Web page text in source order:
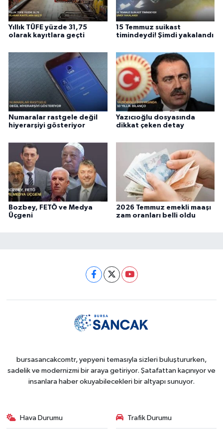
Yıllık TÜFE yüzde 31,75
olarak kayıtlara geçti
15 Temmuz suikast
timindeydi! Şimdi yakalandı
Numaralar rastgele değil
hiyerarşiyi gösteriyor
Yazıcıoğlu dosyasında
dikkat çeken detay
Bozbey, FETÖ ve Medya
Üçgeni
2026 Temmuz emekli maaşı
zam oranları belli oldu
bursasancakcomtr, yepyeni temasıyla sizleri buluştururken,
sadelik ve modernizmi bir araya getiriyor. Şatafattan kaçınıyor ve
insanlara haber okuyabilecekleri bir altyapı sunuyor.
Hava Durumu Trafik Durumu